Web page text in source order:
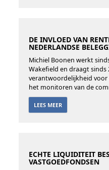
DE INVLOED VAN
NEDERLANDSE
Michiel Boonen werkt
Wakefield en draagt sinds
verantwoordelijkheid
het monitoren van de
LEES MEER
ECHTE LIQUIDITEIT
VASTGOEDFONDSEN